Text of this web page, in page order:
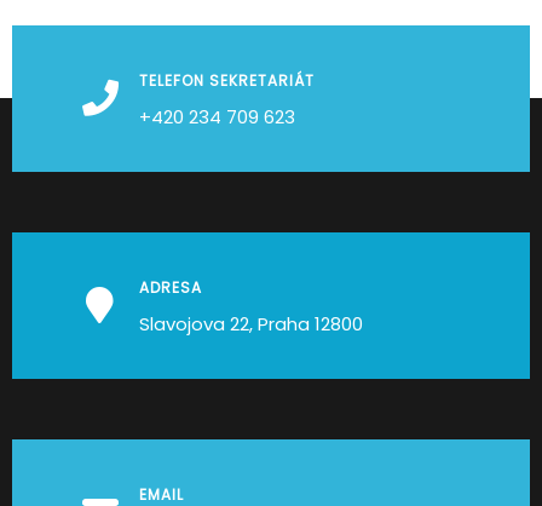
TELEFON SEKRETARIÁT
+420 234 709 623
ADRESA
Slavojova 22, Praha 12800
EMAIL